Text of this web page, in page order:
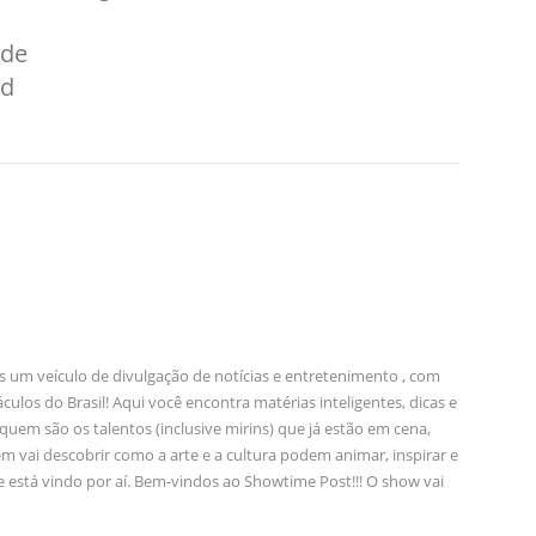
um veículo de divulgação de notícias e entretenimento , com
do Brasil! Aqui você encontra matérias inteligentes, dicas e
são os talentos (inclusive mirins) que já estão em cena,
vai descobrir como a arte e a cultura podem animar, inspirar e
vindo por aí. Bem-vindos ao Showtime Post!!! O show vai